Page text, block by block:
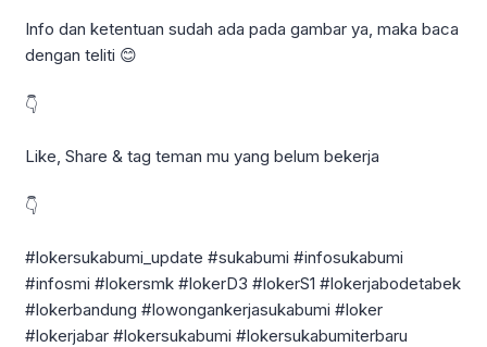
Info dan ketentuan sudah ada pada gambar ya, maka baca
dengan teliti 😊
👇
Like, Share & tag teman mu yang belum bekerja
👇
#lokersukabumi_update #sukabumi #infosukabumi
#infosmi #lokersmk #lokerD3 #lokerS1 #lokerjabodetabek
#lokerbandung #lowongankerjasukabumi #loker
#lokerjabar #lokersukabumi #lokersukabumiterbaru